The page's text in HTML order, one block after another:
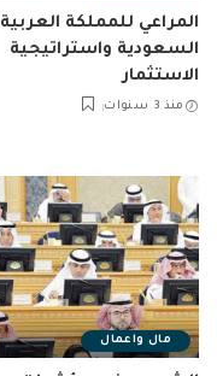
المراعي للمملكة العربية
السعودية واستراتيجية
الاستثمار
منذ 3 سنوات
مال واعمال